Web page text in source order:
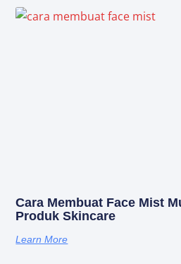
Cara Membuat Face Mist
Produk Skincare
Learn More